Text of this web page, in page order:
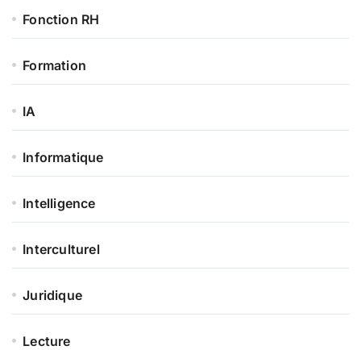
Fonction RH
Formation
IA
Informatique
Intelligence
Interculturel
Juridique
Lecture